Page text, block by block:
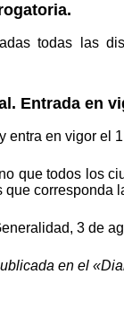
todas las
Entrada en
entra en vigor el
que todos los
que corresponda
3 de
en el